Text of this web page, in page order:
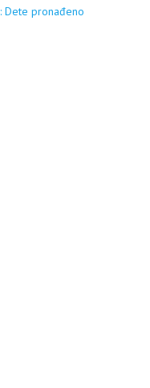
Dete pronađeno